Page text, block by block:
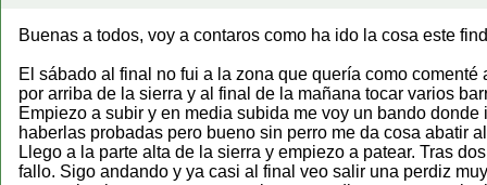
Buenas a todos, voy a contaros como ha ido la cosa este
El sábado al final no fui a la zona que quería como
por arriba de la sierra y al final de la mañana tocar varios
Empiezo a subir y en media subida me voy un bando
haberlas probadas pero bueno sin perro me da cosa abatir
Llego a la parte alta de la sierra y empiezo a patear. Tras
fallo. Sigo andando y ya casi al final veo salir una perdiz